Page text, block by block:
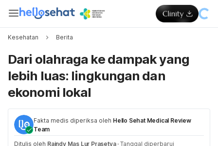
Kesehatan Berita
Dari olahraga ke dampak yang
lebih luas: lingkungan dan
ekonomi lokal
Fakta medis diperiksa oleh Hello Sehat Medical Review
Team
Ditulis oleh Raindy Mas Lur Prasetya · Tanggal diperbarui